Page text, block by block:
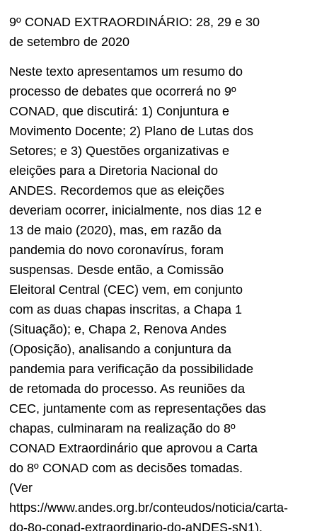
9º CONAD EXTRAORDINÁRIO: 28, 29 e 30
de setembro de 2020
Neste texto apresentamos um resumo do
processo de debates que ocorrerá no 9º
CONAD, que discutirá: 1) Conjuntura e
Movimento Docente; 2) Plano de Lutas dos
Setores; e 3) Questões organizativas e
eleições para a Diretoria Nacional do
ANDES. Recordemos que as eleições
deveriam ocorrer, inicialmente, nos dias 12 e
13 de maio (2020), mas, em razão da
pandemia do novo coronavírus, foram
suspensas. Desde então, a Comissão
Eleitoral Central (CEC) vem, em conjunto
com as duas chapas inscritas, a Chapa 1
(Situação); e, Chapa 2, Renova Andes
(Oposição), analisando a conjuntura da
pandemia para verificação da possibilidade
de retomada do processo. As reuniões da
CEC, juntamente com as representações das
chapas, culminaram na realização do 8º
CONAD Extraordinário que aprovou a Carta
do 8º CONAD com as decisões tomadas.
(Ver
https://www.andes.org.br/conteudos/noticia/carta-
do-8o-conad-extraordinario-do-aNDES-sN1).